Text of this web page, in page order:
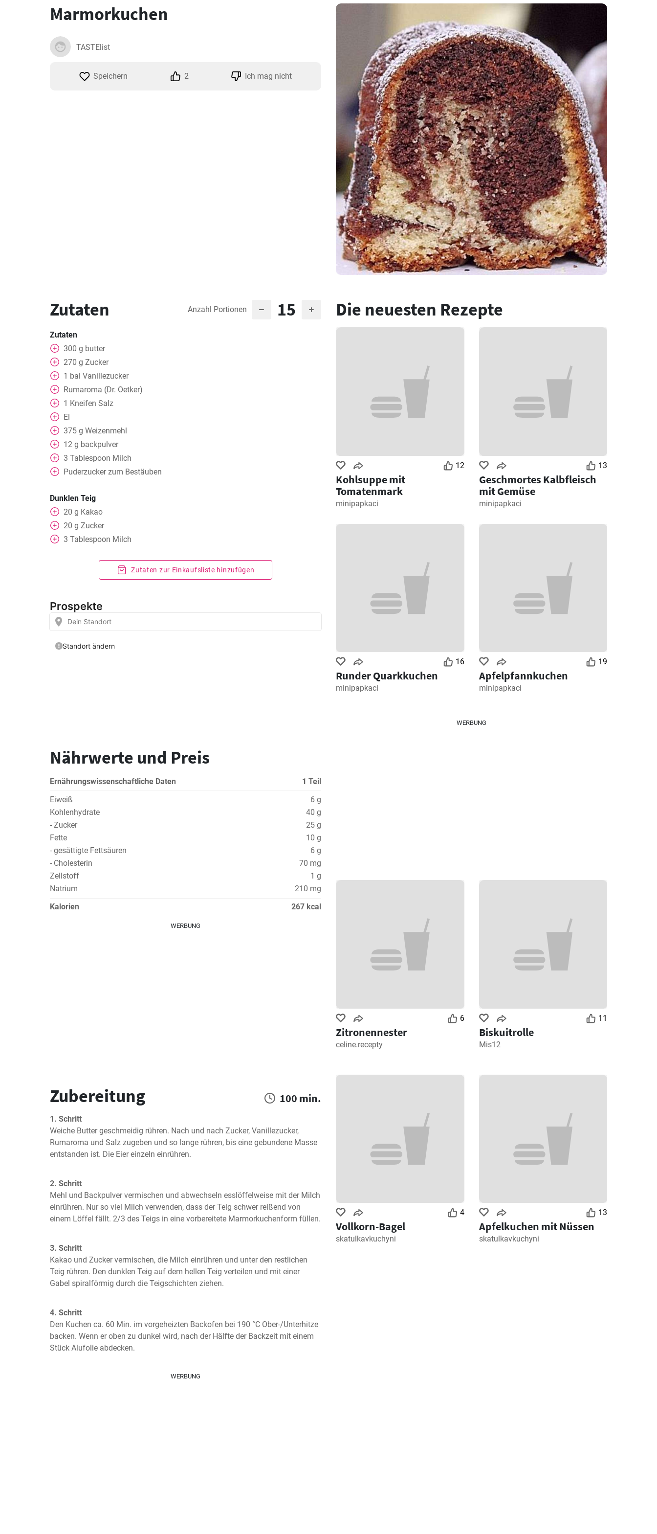
Marmorkuchen
TASTElist
Speichern 2 Ich mag nicht
Zutaten Anzahl Portionen 15
Zutaten
300 g butter
270 g Zucker
1 bal Vanillezucker
Rumaroma (Dr. Oetker)
1 Kneifen Salz
Ei
375 g Weizenmehl
12 g backpulver
3 Tablespoon Milch
Puderzucker zum Bestäuben
Dunklen Teig
20 g Kakao
20 g Zucker
3 Tablespoon Milch
Zutaten zur Einkaufsliste hinzufügen
Nährwerte und Preis
Ernährungswissenschaftliche Daten
1 Teil
Eiweiß
6 g
Kohlenhydrate
40 g
- Zucker
25 g
Fette
10 g
- gesättigte Fettsäuren
6 g
- Cholesterin
70 mg
Zellstoff
1 g
Natrium
210 mg
Kalorien
267 kcal
WERBUNG
Zubereitung 100 min.
1. Schritt
Weiche Butter geschmeidig rühren. Nach und nach Zucker, Vanillezucker,
Rumaroma und Salz zugeben und so lange rühren, bis eine gebundene Masse
entstanden ist. Die Eier einzeln einrühren.
2. Schritt
Mehl und Backpulver vermischen und abwechseln esslöffelweise mit der Milch
einrühren. Nur so viel Milch verwenden, dass der Teig schwer reißend von
einem Löffel fällt. 2/3 des Teigs in eine vorbereitete Marmorkuchenform füllen.
3. Schritt
Kakao und Zucker vermischen, die Milch einrühren und unter den restlichen
Teig rühren. Den dunklen Teig auf dem hellen Teig verteilen und mit einer
Gabel spiralförmig durch die Teigschichten ziehen.
4. Schritt
Den Kuchen ca. 60 Min. im vorgeheizten Backofen bei 190 °C Ober-/Unterhitze
backen. Wenn er oben zu dunkel wird, nach der Hälfte der Backzeit mit einem
Stück Alufolie abdecken.
WERBUNG
Die neuesten Rezepte
12
Kohlsuppe mit
Tomatenmark
minipapkaci
13
Geschmortes Kalbfleisch
mit Gemüse
minipapkaci
16
Runder Quarkkuchen
minipapkaci
19
Apfelpfannkuchen
minipapkaci
WERBUNG
6
Zitronennester
celine.recepty
11
Biskuitrolle
Mis12
4
Vollkorn-Bagel
skatulkavkuchyni
13
Apfelkuchen mit Nüssen
skatulkavkuchyni